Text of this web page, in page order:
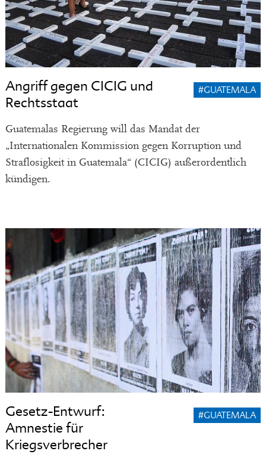
Angriff gegen CICIG und
Rechtsstaat
#GUATEMALA
Guatemalas Regierung will das Mandat der
„Internationalen Kommission gegen Korruption und
Straflosigkeit in Guatemala“ (CICIG) außerordentlich
kündigen.
Gesetz-Entwurf:
Amnestie für
Kriegsverbrecher
#GUATEMALA